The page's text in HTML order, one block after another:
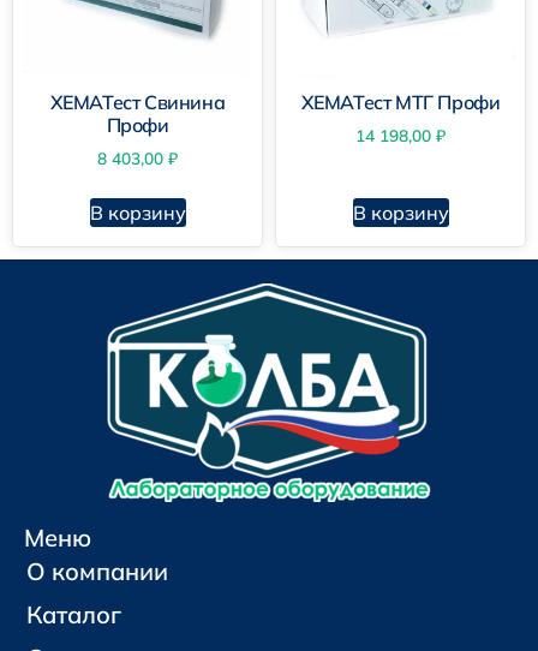
ХЕМАТест Свинина
Профи
8 403,00 ₽
В корзину
ХЕМАТест МТГ Профи
14 198,00 ₽
В корзину
Меню
О компании
Каталог